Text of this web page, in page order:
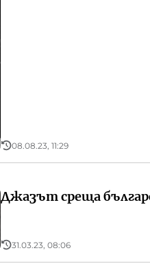
08.08.23, 11:29
Джазът среща
31.03.23, 08:06